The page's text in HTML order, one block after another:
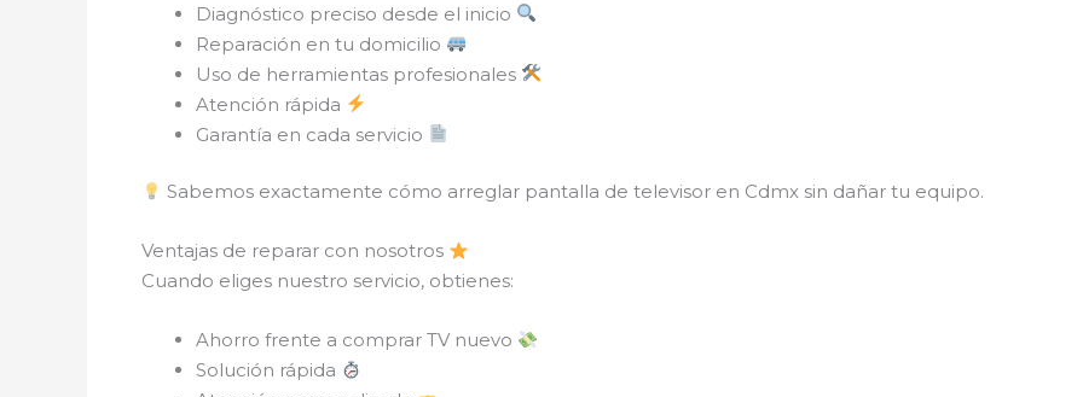
Diagnóstico preciso desde el inicio
Reparación en tu domicilio
Uso de herramientas profesionales
Atención rápida
Garantía en cada servicio
Sabemos exactamente cómo arreglar pantalla de televisor en Cdmx sin dañar tu equipo.
Ventajas de reparar con nosotros
Cuando eliges nuestro servicio, obtienes:
Ahorro frente a comprar TV nuevo
Solución rápida